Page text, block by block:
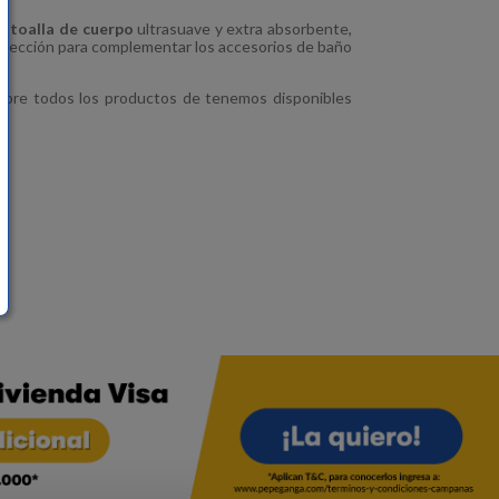
toalla de cuerpo ultrasuave y extra absorbente,
para complementar los accesorios de baño
todos los productos de tenemos disponibles